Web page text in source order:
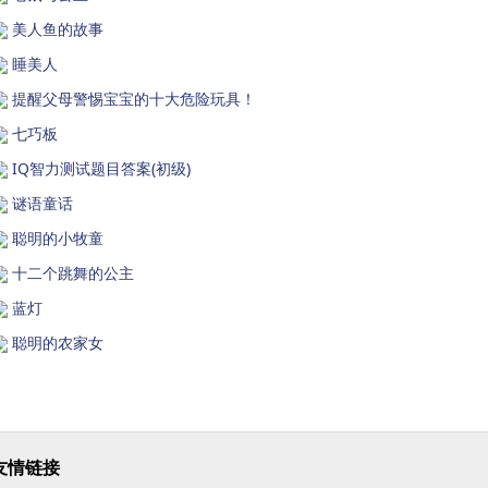
美人鱼的故事
睡美人
提醒父母警惕宝宝的十大危险玩具！
七巧板
IQ智力测试题目答案(初级)
谜语童话
聪明的小牧童
十二个跳舞的公主
蓝灯
聪明的农家女
情链接